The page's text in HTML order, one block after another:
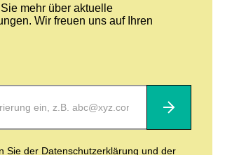
mehr über aktuelle
Wir freuen uns auf Ihren
Abonnieren
Sie der Datenschutzerklärung und der